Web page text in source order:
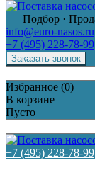
Подбор ·
info@euro-nasos.ru
+7 (495) 228-78-99
Избранное (0)
В корзине
Пусто
+7 (495) 228-78-99